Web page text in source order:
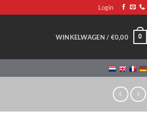
Login
WINKELWAGEN / €0,00 0